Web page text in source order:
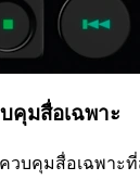
คุมสื่อเฉพาะ
วบคุมสื่อเฉพาะ